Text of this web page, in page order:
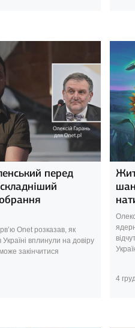
перед
Onet розказав, як
Україні вплинули на довіру
закінчитися
4